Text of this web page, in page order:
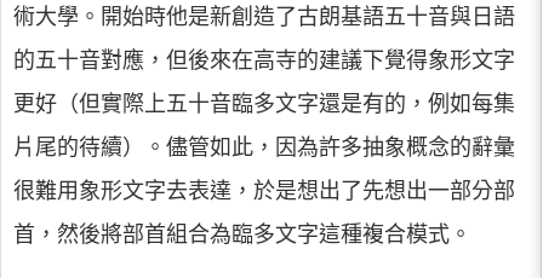
術大學。開始時他是新創造了古朗基語五十音與日語
的五十音對應，但後來在高寺的建議下覺得象形文字
更好（但實際上五十音臨多文字還是有的，例如每集
片尾的待續）。儘管如此，因為許多抽象概念的辭彙
很難用象形文字去表達，於是想出了先想出一部分部
首，然後將部首組合為臨多文字這種複合模式。